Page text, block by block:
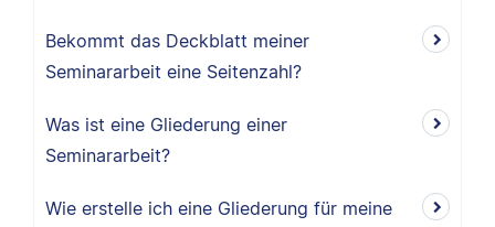
Bekommt das Deckblatt meiner
Seminararbeit eine Seitenzahl?
Was ist eine Gliederung einer
Seminararbeit?
Wie erstelle ich eine Gliederung für meine